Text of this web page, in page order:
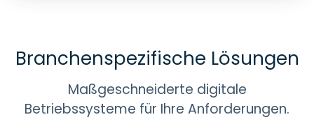
Branchenspezifische Lösungen
Maßgeschneiderte digitale
Betriebssysteme für Ihre Anforderungen.